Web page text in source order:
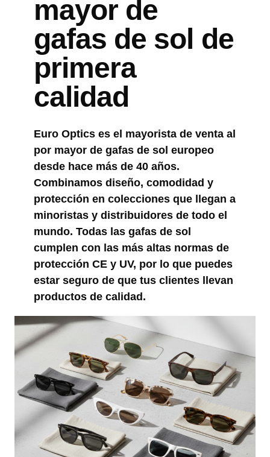
mayor de
gafas de sol de
primera
calidad
Euro Optics es el mayorista de venta al
por mayor de gafas de sol europeo
desde hace más de 40 años.
Combinamos diseño, comodidad y
protección en colecciones que llegan a
minoristas y distribuidores de todo el
mundo. Todas las gafas de sol
cumplen con las más altas normas de
protección CE y UV, por lo que puedes
estar seguro de que tus clientes llevan
productos de calidad.